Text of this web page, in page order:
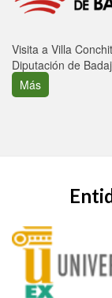
Visita a Villa
Diputación de
Más